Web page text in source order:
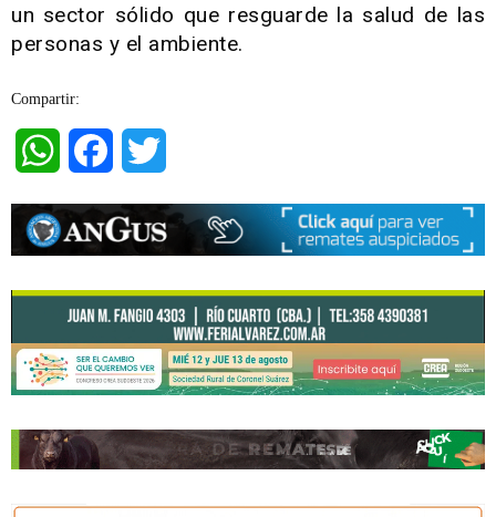
un sector sólido que resguarde la salud de las
personas y el ambiente.
Compartir:
WhatsAppFacebook